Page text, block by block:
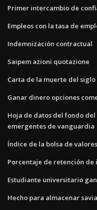
Primer intercambio de
Empleos con la tasa de
Indemnización contractual
Saipem azioni quotazione
Carta de la muerte del siglo
Ganar dinero opciones
Hoja de datos del fondo
emergentes de vanguardia
Índice de la bolsa de
Porcentaje de retención de
Estudiante universitario
Hecho para almacenar savia